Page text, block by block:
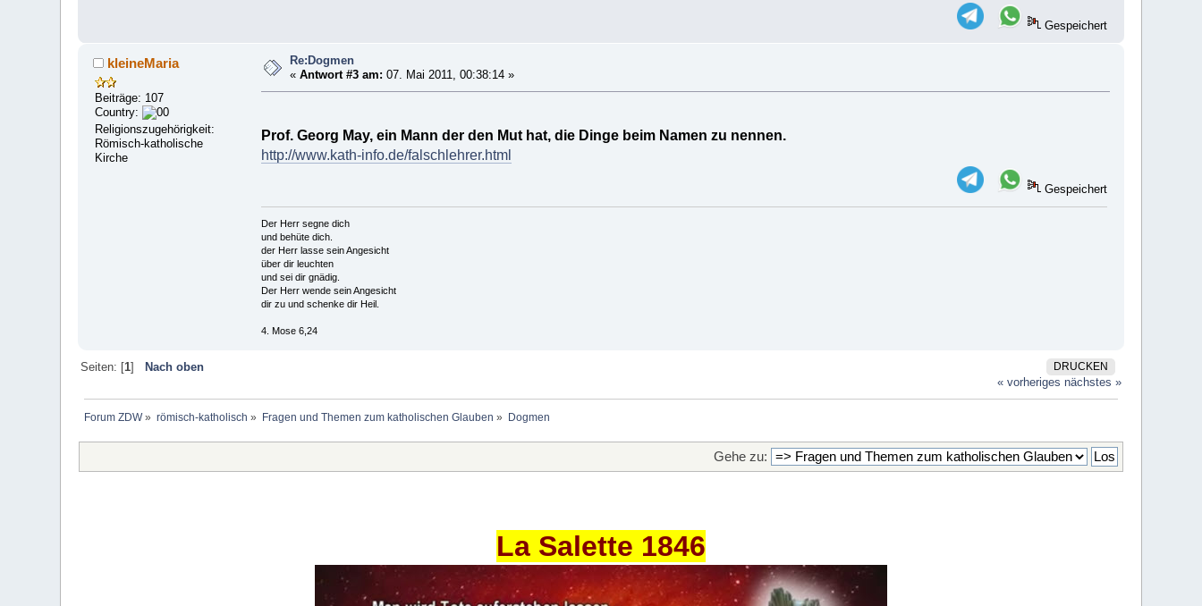
Gespeichert
kleineMaria
Beiträge: 107
Country:
Religionszugehörigkeit:
Römisch-katholische
Kirche
Re:Dogmen
«Antwort #3 am: 07. Mai 2011, 00:38:14 »
Prof. Georg May, ein Mann der den Mut hat, die Dinge beim Namen zu nennen.
http://www.kath-info.de/falschlehrer.html
Gespeichert
Der Herr segne dich
und behüte dich.
der Herr lasse sein Angesicht
über dir leuchten
und sei dir gnädig.
Der Herr wende sein Angesicht
dir zu und schenke dir Heil.
4. Mose 6,24
DRUCKEN
Seiten: [1]
Nach oben
« vorheriges nächstes »
Forum ZDW» römisch-katholisch » Fragen und Themen zum katholischen Glauben » Dogmen
Gehe zu:
La Salette 1846